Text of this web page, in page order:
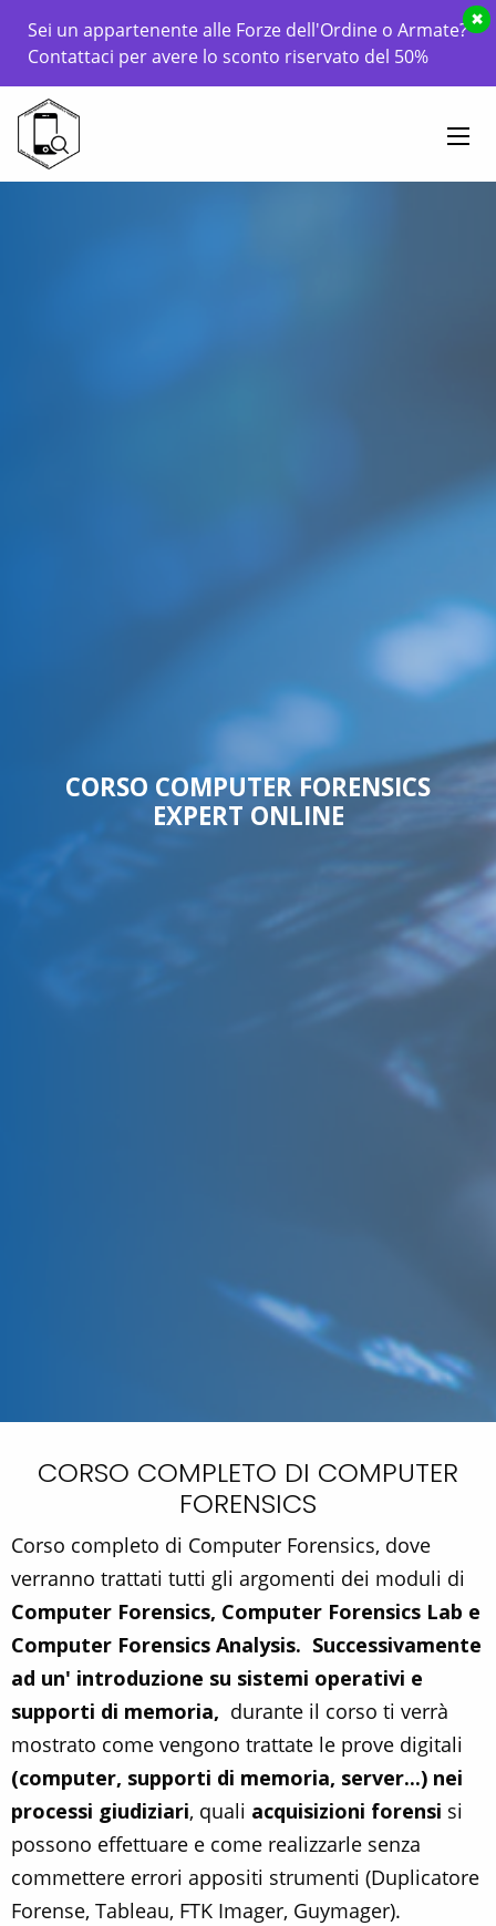
Sei un appartenente alle Forze dell'Ordine o Armate?
Contattaci per avere lo sconto riservato del 50%
×
CORSO COMPUTER FORENSICS
EXPERT ONLINE
CORSO COMPLETO DI COMPUTER
FORENSICS
Corso completo di Computer Forensics, dove
verranno trattati tutti gli argomenti dei moduli di
Computer Forensics, Computer Forensics Lab e
Computer Forensics Analysis. Successivamente
ad un' introduzione su sistemi operativi e
supporti di memoria, durante il corso ti verrà
mostrato come vengono trattate le prove digitali
(computer, supporti di memoria, server...) nei
processi giudiziari, quali acquisizioni forensi si
possono effettuare e come realizzarle senza
commettere errori appositi strumenti (Duplicatore
Forense, Tableau, FTK Imager, Guymager).